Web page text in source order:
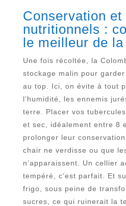
Conservation et
nutritionnels :
le meilleur de
Une fois récoltée, la
stockage malin pour
au top. Ici, on évite à tout
l’humidité, les ennemis
terre. Placer vos
et sec, idéalement entre 8
prolonger leur
chair ne verdisse ou que
n’apparaissent. Un cellier
tempéré, c’est parfait. Et
frigo, sous peine de
sucres, ce qui ruinerait la